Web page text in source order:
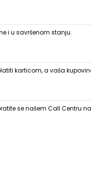
i u savršenom stanju.
karticom, a vaša
se našem Call Centru na